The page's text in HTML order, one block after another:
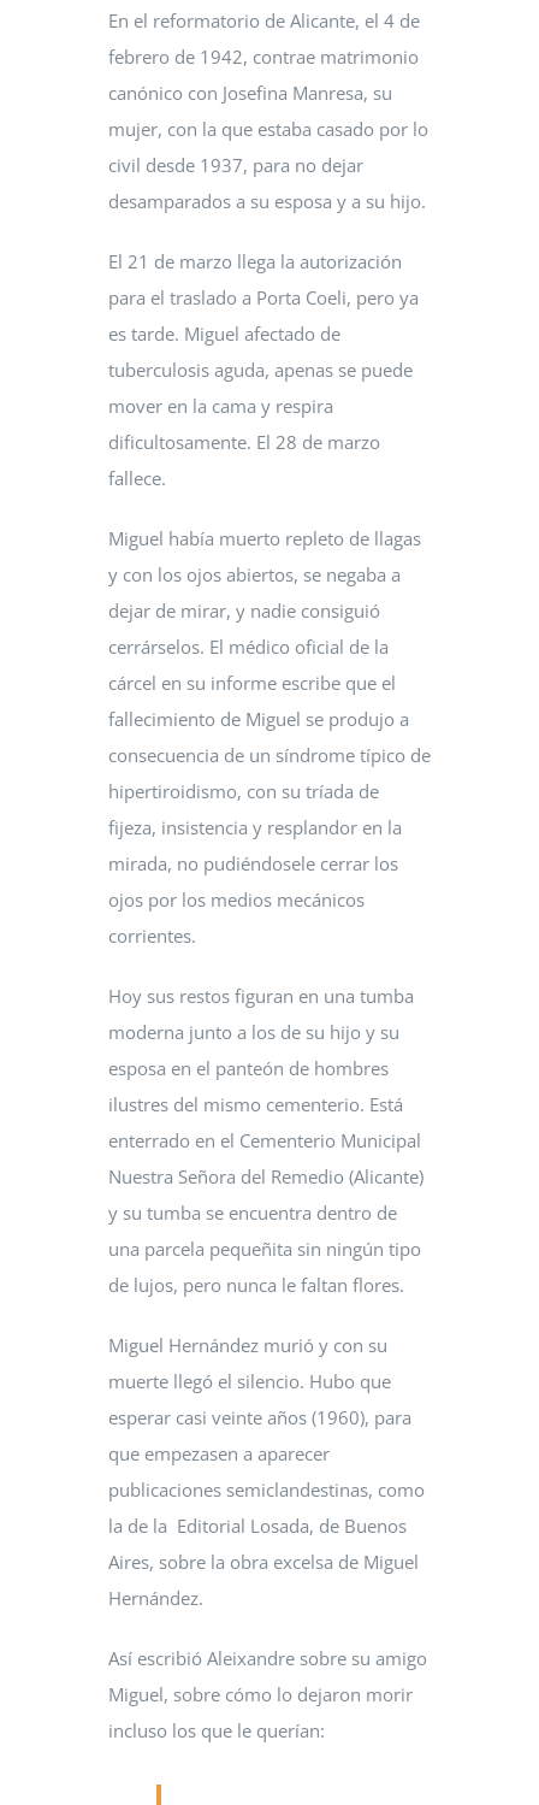
En el reformatorio de Alicante, el 4 de
febrero de 1942, contrae matrimonio
canónico con Josefina Manresa, su
mujer, con la que estaba casado por lo
civil desde 1937, para no dejar
desamparados a su esposa y a su hijo.
El 21 de marzo llega la autorización
para el traslado a Porta Coeli, pero ya
es tarde. Miguel afectado de
tuberculosis aguda, apenas se puede
mover en la cama y respira
dificultosamente. El 28 de marzo
fallece.
Miguel había muerto repleto de llagas
y con los ojos abiertos, se negaba a
dejar de mirar, y nadie consiguió
cerrárselos. El médico oficial de la
cárcel en su informe escribe que el
fallecimiento de Miguel se produjo a
consecuencia de un síndrome típico de
hipertiroidismo, con su tríada de
fijeza, insistencia y resplandor en la
mirada, no pudiéndosele cerrar los
ojos por los medios mecánicos
corrientes.
Hoy sus restos figuran en una tumba
moderna junto a los de su hijo y su
esposa en el panteón de hombres
ilustres del mismo cementerio. Está
enterrado en el Cementerio Municipal
Nuestra Señora del Remedio (Alicante)
y su tumba se encuentra dentro de
una parcela pequeñita sin ningún tipo
de lujos, pero nunca le faltan flores.
Miguel Hernández murió y con su
muerte llegó el silencio. Hubo que
esperar casi veinte años (1960), para
que empezasen a aparecer
publicaciones semiclandestinas, como
la de la Editorial Losada, de Buenos
Aires, sobre la obra excelsa de Miguel
Hernández.
Así escribió Aleixandre sobre su amigo
Miguel, sobre cómo lo dejaron morir
incluso los que le querían: